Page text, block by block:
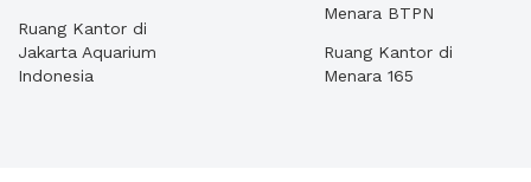
Ruang Kantor di
Jakarta Aquarium
Indonesia
Menara BTPN
Ruang Kantor di
Menara 165